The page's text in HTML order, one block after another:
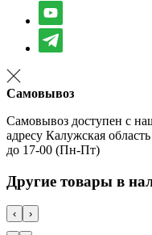
Самовывоз
Самовывоз доступен с
адресу Калужская
до 17-00 (Пн-Пт)
Другие товары в
‹ ›